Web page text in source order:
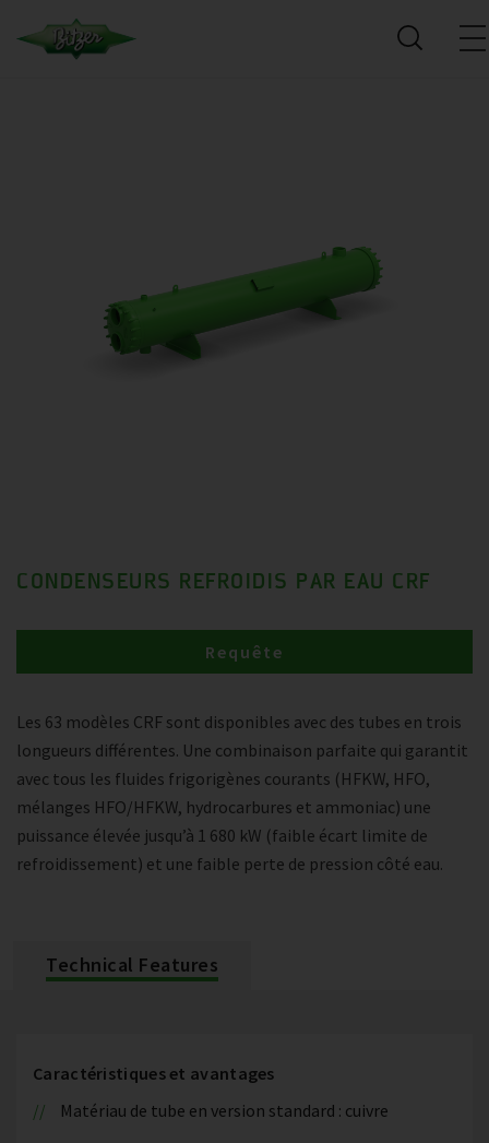
CONDENSEURS REFROIDIS PAR EAU CRF
Les 63 modèles CRF sont disponibles avec des tubes en trois
longueurs différentes. Une combinaison parfaite qui garantit
avec tous les fluides frigorigènes courants (HFKW, HFO,
mélanges HFO/HFKW, hydrocarbures et ammoniac) une
puissance élevée jusqu’à 1 680 kW (faible écart limite de
refroidissement) et une faible perte de pression côté eau.
Requête
Technical Features
Caractéristiques et avantages
Matériau de tube en version standard : cuivre